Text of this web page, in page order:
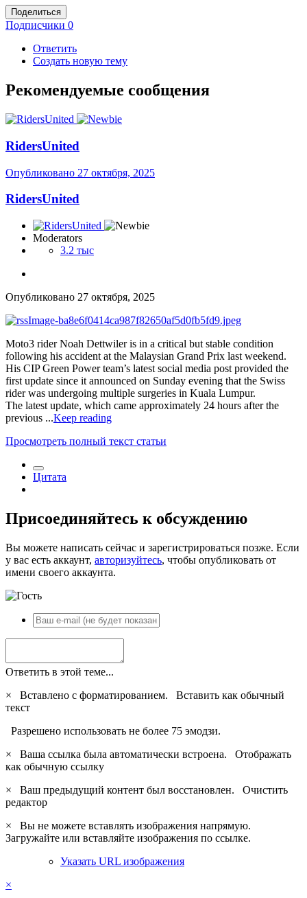
Поделиться
Подписчики 0
Ответить
Создать новую тему
Рекомендуемые сообщения
RidersUnited
Опубликовано 27 октября, 2025
RidersUnited
Moderators
3.2 тыс
Опубликовано 27 октября, 2025
Moto3 rider Noah Dettwiler is in a critical but stable condition
following his accident at the Malaysian Grand Prix last weekend.
His CIP Green Power team’s latest social media post provided the
first update since it announced on Sunday evening that the Swiss
rider was undergoing multiple surgeries in Kuala Lumpur.
The latest update, which came approximately 24 hours after the
previous ...Keep reading
Просмотреть полный текст статьи
Цитата
Присоединяйтесь к обсуждению
Вы можете написать сейчас и зарегистрироваться позже. Если
у вас есть аккаунт, авторизуйтесь, чтобы опубликовать от
имени своего аккаунта.
Ответить в этой теме...
×
Вставлено с форматированием. Вставить как обычный
текст
Разрешено использовать не более 75 эмодзи.
×
Ваша ссылка была автоматически встроена. Отображать
как обычную ссылку
×
Ваш предыдущий контент был восстановлен. Очистить
редактор
×
Вы не можете вставлять изображения напрямую.
Загружайте или вставляйте изображения по ссылке.
Указать URL изображения
×